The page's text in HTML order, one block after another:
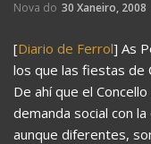
Nova do 30 Xaneiro, 2008
[Diario de Ferrol] As
los que las fiestas de
De ahí que el
demanda social con
aunque diferentes,